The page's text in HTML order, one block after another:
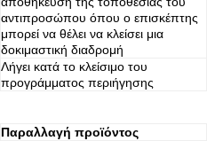
αντιπροσώπου όπου ο επισκέπτης
μπορεί να θέλει να κλείσει μια
δοκιμαστική διαδρομή
Λήγει κατά το κλείσιμο του
προγράμματος περιήγησης
Παραλλαγή προϊόντος